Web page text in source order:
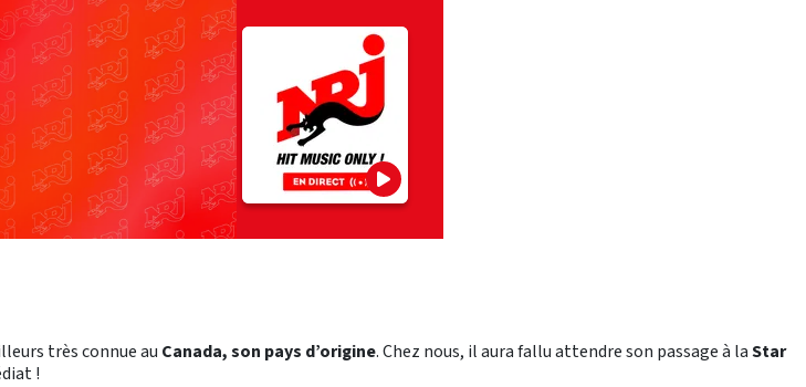
très connue au Canada, son pays d’origine. Chez nous, il aura fallu attendre son passage à laStar
!